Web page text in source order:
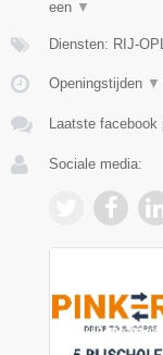
een ▼
Diensten: RIJ-
Openingstijden ▼
Laatste facebook
Sociale media: